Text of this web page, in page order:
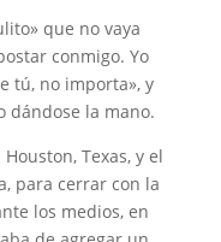
que no vaya
conmigo. Yo
tú, no importa», y
dándose la mano.
Texas, y el
para cerrar con la
los medios, en